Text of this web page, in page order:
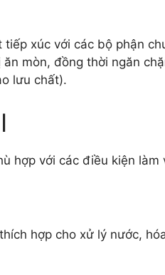
xúc với các bộ phận
mòn, đồng thời ngăn
lưu chất).
hợp với các điều kiện
hợp cho xử lý nước,